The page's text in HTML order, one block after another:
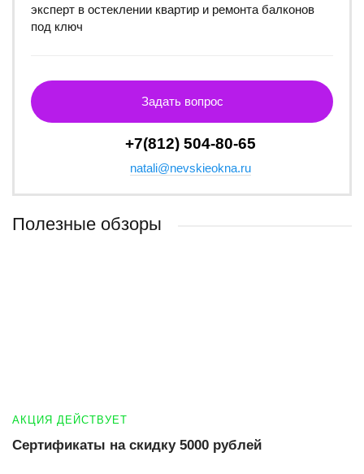
эксперт в остеклении квартир и ремонта балконов
под ключ
Задать вопрос
+7(812) 504-80-65
natali@nevskieokna.ru
Полезные обзоры
АКЦИЯ ДЕЙСТВУЕТ
Сертификаты на скидку 5000 рублей